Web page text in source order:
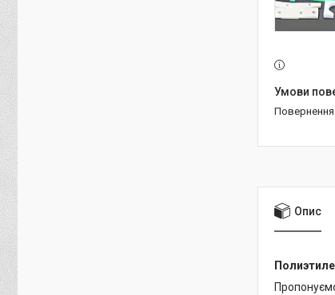
Опис